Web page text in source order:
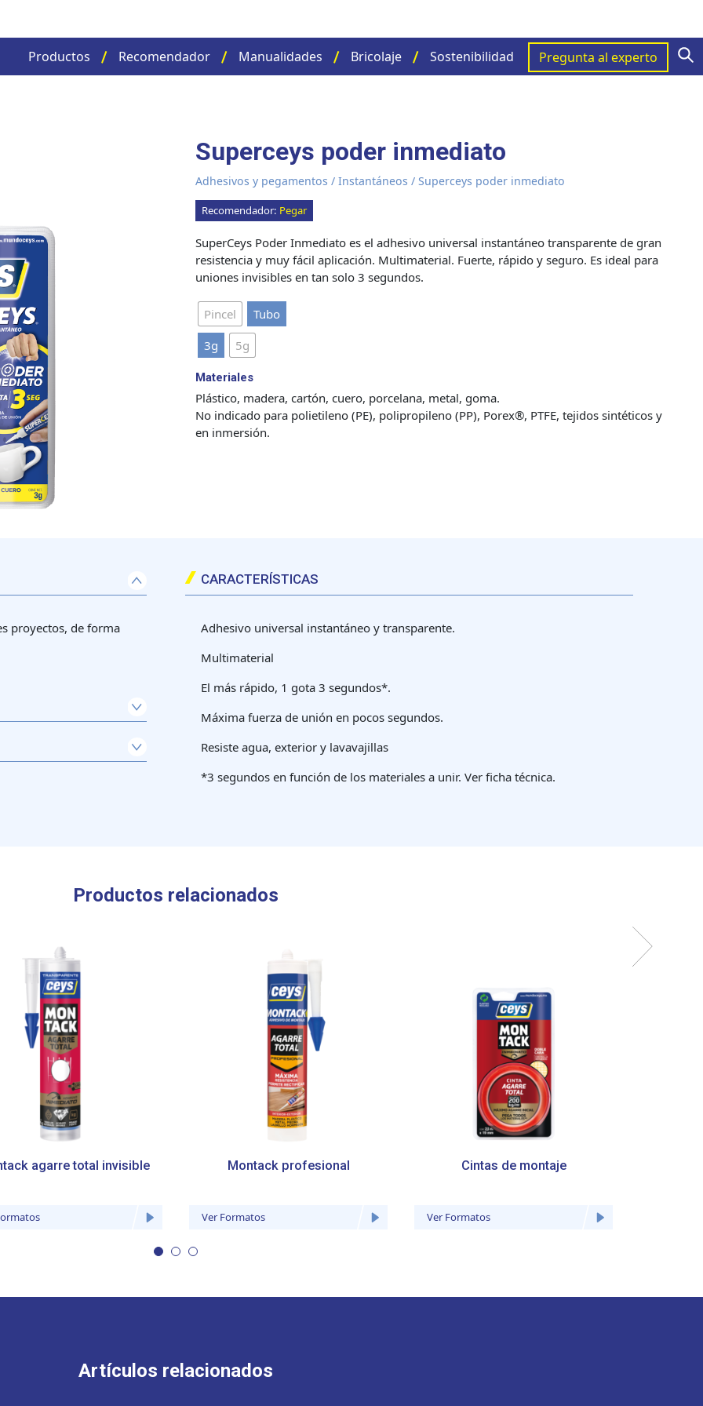
Productos Recomendador Manualidades Bricolaje Sostenibilidad Pregunta al experto
Superceys poder inmediato
Adhesivos y pegamentos / Instantáneos / Superceys poder inmediato
Recomendador: Pegar
SuperCeys Poder Inmediato es el adhesivo universal instantáneo transparente de gran
resistencia y muy fácil aplicación. Multimaterial. Fuerte, rápido y seguro. Es ideal para
uniones invisibles en tan solo 3 segundos.
Pincel
Tubo
3g
5g
Materiales
Plástico, madera, cartón, cuero, porcelana, metal, goma.
No indicado para polietileno (PE), polipropileno (PP), Porex®, PTFE, tejidos sintéticos y
en inmersión.
proyectos, de forma
CARACTERÍSTICAS
Adhesivo universal instantáneo y transparente.
Multimaterial
El más rápido, 1 gota 3 segundos*.
Máxima fuerza de unión en pocos segundos.
Resiste agua, exterior y lavavajillas
*3 segundos en función de los materiales a unir. Ver ficha técnica.
Productos relacionados
agarre total invisible Montack profesional
Ver Formatos
Cintas de montaje
Ver Formatos
Artículos relacionados